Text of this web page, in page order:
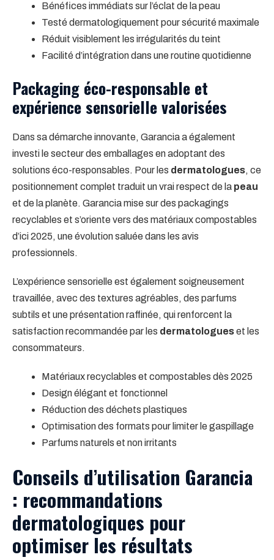
Bénéfices immédiats sur l’éclat de la peau
Testé dermatologiquement pour sécurité maximale
Réduit visiblement les irrégularités du teint
Facilité d’intégration dans une routine quotidienne
Packaging éco-responsable et
expérience sensorielle valorisées
Dans sa démarche innovante, Garancia a également
investi le secteur des emballages en adoptant des
solutions éco-responsables. Pour les dermatologues, ce
positionnement complet traduit un vrai respect de la peau
et de la planète. Garancia mise sur des packagings
recyclables et s’oriente vers des matériaux compostables
d’ici 2025, une évolution saluée dans les avis
professionnels.
L’expérience sensorielle est également soigneusement
travaillée, avec des textures agréables, des parfums
subtils et une présentation raffinée, qui renforcent la
satisfaction recommandée par les dermatologueset les
consommateurs.
Matériaux recyclables et compostables dès 2025
Design élégant et fonctionnel
Réduction des déchets plastiques
Optimisation des formats pour limiter le gaspillage
Parfums naturels et non irritants
Conseils d’utilisation Garancia
: recommandations
dermatologiques pour
optimiser les résultats